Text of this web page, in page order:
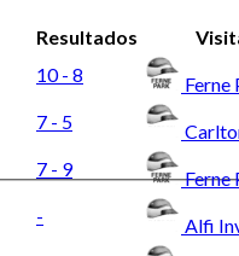
Resultados
10 - 8 Ferne
7 - 5
7 - 9 Ferne
- Alfi